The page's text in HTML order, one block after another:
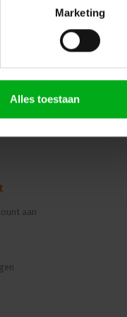
Marketing
Alles toestaan
Openingshoek: 42°, Aansturing: 2 Local Dim, Bevestiging: Hook mounting, Kleur: Zwart
aan